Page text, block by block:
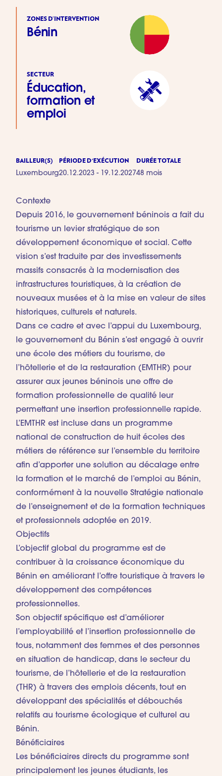
ZONES D’INTERVENTION
Bénin
SECTEUR
Éducation,
formation et
emploi
BAILLEUR(S)
Luxembourg
PÉRIODE D'EXÉCUTION
20.12.2023 - 19.12.2027
DURÉE TOTALE
48 mois
Contexte
Depuis 2016, le gouvernement béninois a fait du
tourisme un levier stratégique de son
développement économique et social. Cette
vision s’est traduite par des investissements
massifs consacrés à la modernisation des
infrastructures touristiques, à la création de
nouveaux musées et à la mise en valeur de sites
historiques, culturels et naturels.
Dans ce cadre et avec l’appui du Luxembourg,
le gouvernement du Bénin s’est engagé à ouvrir
une école des métiers du tourisme, de
l’hôtellerie et de la restauration (EMTHR) pour
assurer aux jeunes béninois une offre de
formation professionnelle de qualité leur
permettant une insertion professionnelle rapide.
L’EMTHR est incluse dans un programme
national de construction de huit écoles des
métiers de référence sur l’ensemble du territoire
afin d’apporter une solution au décalage entre
la formation et le marché de l’emploi au Bénin,
conformément à la nouvelle Stratégie nationale
de l’enseignement et de la formation techniques
et professionnels adoptée en 2019.
Objectifs
L’objectif global du programme est de
contribuer à la croissance économique du
Bénin en améliorant l’offre touristique à travers le
développement des compétences
professionnelles.
Son objectif spécifique est d’améliorer
l’employabilité et l’insertion professionnelle de
tous, notamment des femmes et des personnes
en situation de handicap, dans le secteur du
tourisme, de l’hôtellerie et de la restauration
(THR) à travers des emplois décents, tout en
développant des spécialités et débouchés
relatifs au tourisme écologique et culturel au
Bénin.
Bénéficiaires
Les bénéficiaires directs du programme sont
principalement les jeunes étudiants, les